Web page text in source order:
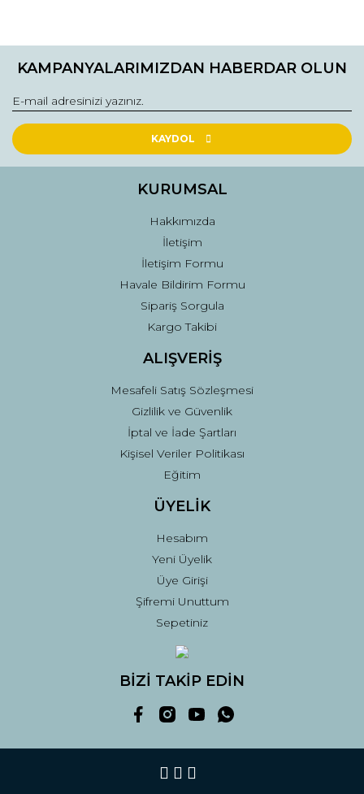
konularda yetersiz gördüğünüz noktaları öneri formunu
Görüş ve önerileriniz için teşekkür ederiz.
Ürün resmi kalitesiz, bozuk veya görüntülenemiyor.
Ürün açıklamasında eksik bilgiler bulunuyor.
Ürün fiyatı diğer sitelerden daha pahalı.
Gönder
KAMPANYALARIMIZDAN HABERDAR OLUN
KAYDOL
KURUMSAL
Hakkımızda
İletişim
İletişim Formu
Havale Bildirim Formu
Sipariş Sorgula
Kargo Takibi
ALIŞVERİŞ
Mesafeli Satış Sözleşmesi
Gizlilik ve Güvenlik
İptal ve İade Şartları
Kişisel Veriler Politikası
Eğitim
ÜYELİK
Hesabım
Yeni Üyelik
Üye Girişi
Şifremi Unuttum
Sepetiniz
BİZİ TAKİP EDİN